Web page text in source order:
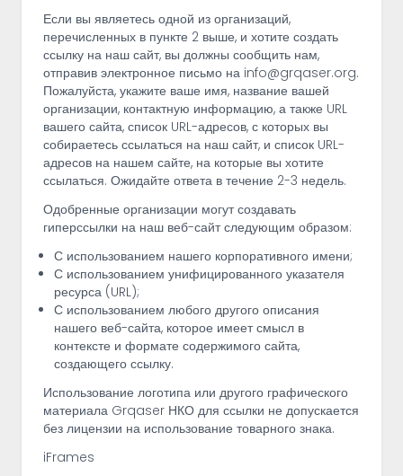
Если вы являетесь одной из организаций,
перечисленных в пункте 2 выше, и хотите создать
ссылку на наш сайт, вы должны сообщить нам,
отправив электронное письмо на info@grqaser.org.
Пожалуйста, укажите ваше имя, название вашей
организации, контактную информацию, а также URL
вашего сайта, список URL-адресов, с которых вы
собираетесь ссылаться на наш сайт, и список URL-
адресов на нашем сайте, на которые вы хотите
ссылаться. Ожидайте ответа в течение 2-3 недель.
Одобренные организации могут создавать
гиперссылки на наш веб-сайт следующим образом:
С использованием нашего корпоративного имени;
С использованием унифицированного указателя
ресурса (URL);
С использованием любого другого описания
нашего веб-сайта, которое имеет смысл в
контексте и формате содержимого сайта,
создающего ссылку.
Использование логотипа или другого графического
материала Grqaser НКО для ссылки не допускается
без лицензии на использование товарного знака.
iFrames